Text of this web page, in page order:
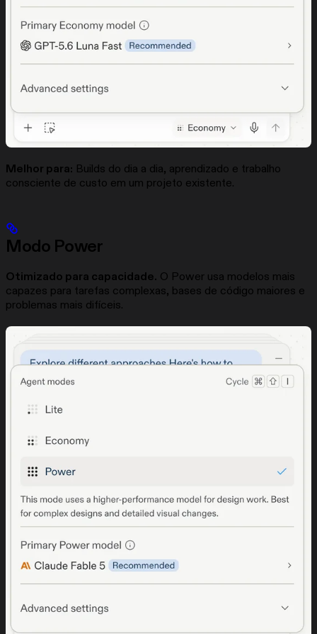
Melhor para: Builds do dia a dia, aprendizado e trabalho
consciente de custo em um projeto existente.
Modo Power
Otimizado para capacidade. O Power usa modelos mais
capazes para tarefas complexas, bases de código maiores e
problemas mais difíceis.